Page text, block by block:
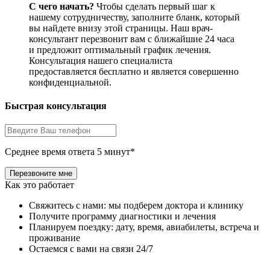
С чего начать? Чтобы сделать первый шаг к
нашему сотрудничеству, заполните бланк, который
вы найдете внизу этой страницы. Наш врач-
консультант перезвонит вам с ближайшие 24 часа
и предложит оптимальный график лечения.
Консультация нашего специалиста
предоставляется бесплатно и является совершенно
конфиденциальной.
Быстрая консультация
Среднее время ответа 5 минут*
Как это работает
Свяжитесь с нами: мы подберем доктора и клинику
Получите программу диагностики и лечения
Планируем поездку: дату, время, авиабилеты, встреча и
проживание
Остаемся с вами на связи 24/7